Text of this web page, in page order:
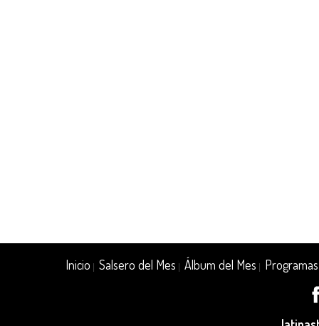
Inicio |Salsero del Mes |Álbum del Mes Programas